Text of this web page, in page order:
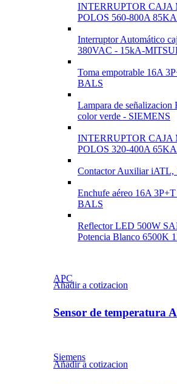
INTERRUPTOR
POLOS 560-800A
Interruptor Automático
380VAC - 15kA-
Toma empotrable 16A
BALS
Lampara de
color verde - SIEMENS
INTERRUPTOR
POLOS 320-400A
Contactor Auxiliar iATL,
Enchufe aéreo 16A
BALS
Reflector LED 500W
Potencia Blanco 6500K
APC
Añadir a cotizacion
Sensor de temperatura
Siemens
Añadir a cotizacion